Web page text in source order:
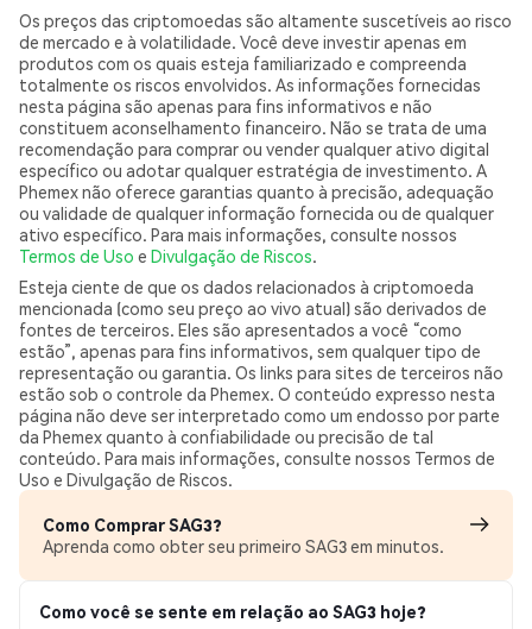
Os preços das criptomoedas são altamente suscetíveis ao risco
de mercado e à volatilidade. Você deve investir apenas em
produtos com os quais esteja familiarizado e compreenda
totalmente os riscos envolvidos. As informações fornecidas
nesta página são apenas para fins informativos e não
constituem aconselhamento financeiro. Não se trata de uma
recomendação para comprar ou vender qualquer ativo digital
específico ou adotar qualquer estratégia de investimento. A
Phemex não oferece garantias quanto à precisão, adequação
ou validade de qualquer informação fornecida ou de qualquer
ativo específico. Para mais informações, consulte nossos
Termos de Uso e Divulgação de Riscos.
Esteja ciente de que os dados relacionados à criptomoeda
mencionada (como seu preço ao vivo atual) são derivados de
fontes de terceiros. Eles são apresentados a você “como
estão”, apenas para fins informativos, sem qualquer tipo de
representação ou garantia. Os links para sites de terceiros não
estão sob o controle da Phemex. O conteúdo expresso nesta
página não deve ser interpretado como um endosso por parte
da Phemex quanto à confiabilidade ou precisão de tal
conteúdo. Para mais informações, consulte nossos Termos de
Uso e Divulgação de Riscos.
Como Comprar SAG3?
Aprenda como obter seu primeiro SAG3 em minutos.
Como você se sente em relação ao SAG3 hoje?